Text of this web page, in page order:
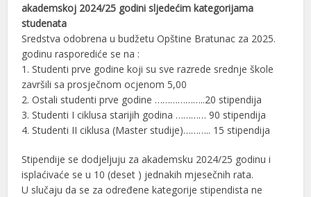
akademskoj 2024/25 godini sljedećim kategorijama
studenata
Sredstva odobrena u budžetu Opštine Bratunac za 2025.
godinu rasporediće se na :
1. Studenti prve godine koji su sve razrede srednje škole
završili sa prosječnom ocjenom 5,00
2. Ostali studenti prve godine ………………..20 stipendija
3. Studenti I ciklusa starijih godina ………… 90 stipendija
4. Studenti II ciklusa (Master studije)……….. 15 stipendija
Stipendije se dodjeljuju za akademsku 2024/25 godinu i
isplaćivaće se u 10 (deset ) jednakih mjesečnih rata.
U slučaju da se za određene kategorije stipendista ne